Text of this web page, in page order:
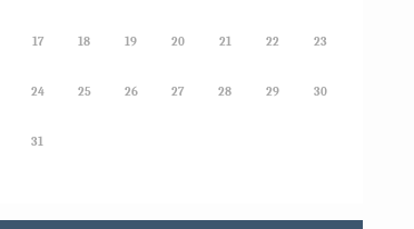
17 18 19 20 21 22 23
24 25 26 27 28 29 30
31